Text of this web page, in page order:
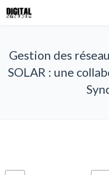
Gestion des
SOLAR : une